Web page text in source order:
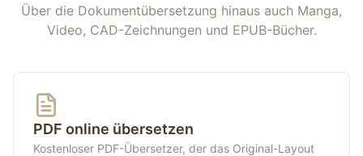
Über die Dokumentübersetzung hinaus auch Manga,
Video, CAD-Zeichnungen und EPUB-Bücher.
PDF online übersetzen
Kostenloser PDF-Übersetzer, der das Original-Layout